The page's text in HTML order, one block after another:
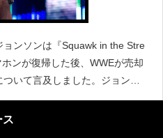
ンソンは『Squawk in the Stre
ンが復帰した後、WWEが売却
いて言及しました。ジョンソ
質問されて次のように語ってい
ス